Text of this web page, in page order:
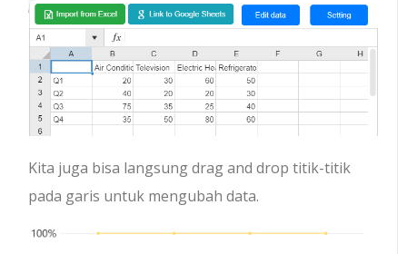
Kita juga bisa langsung drag and drop titik-titik
pada garis untuk mengubah data.